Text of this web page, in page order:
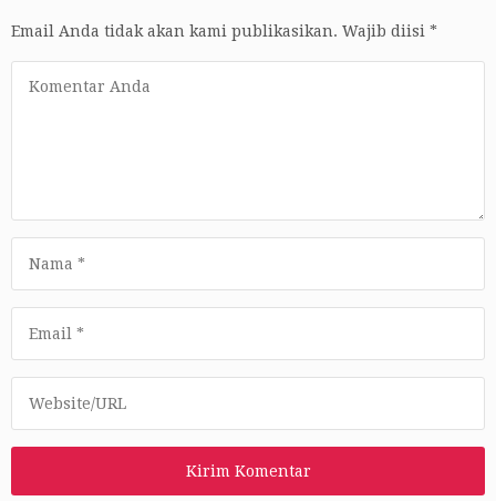
Email Anda tidak akan kami publikasikan. Wajib diisi *